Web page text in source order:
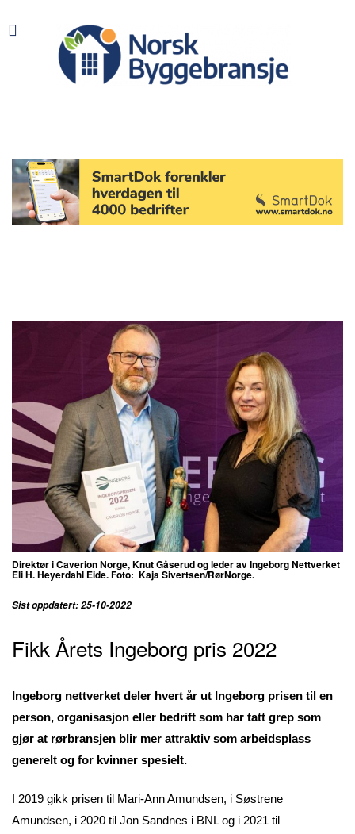
Direktør i Caverion Norge, Knut Gåserud og leder av Ingeborg Nettverket
Eli H. Heyerdahl Eide. Foto: Kaja Sivertsen/RørNorge.​​​​​
Sist oppdatert: 25-10-2022
Fikk Årets Ingeborg pris 2022
Ingeborg nettverket deler hvert år ut Ingeborg prisen til en
person, organisasjon eller bedrift som har tatt grep som
gjør at rørbransjen blir mer attraktiv som arbeidsplass
generelt og for kvinner spesielt.
I 2019 gikk prisen til Mari-Ann Amundsen, i Søstrene
Amundsen, i 2020 til Jon Sandnes i BNL og i 2021 til